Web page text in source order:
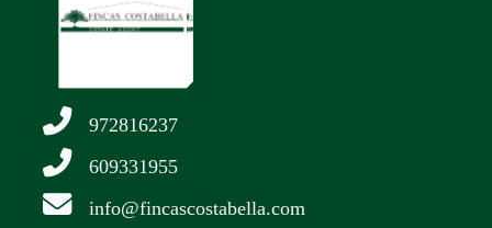
972816237
609331955
info@fincascostabella.com